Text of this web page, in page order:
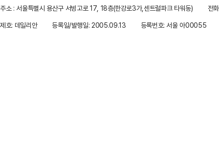
주소 : 서울특별시 용산구 서빙고로 17, 18층(한강로3가,센트럴파크 타워동)
전
제호: 데일리안
등록일/발행일: 2005.09.13 등록번호: 서울 아00055